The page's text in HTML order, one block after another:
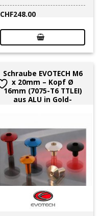
CHF248.00
Schraube EVOTECH M6
x 20mm – Kopf Ø
16mm (7075-T6 TTLEI)
aus ALU in Gold-